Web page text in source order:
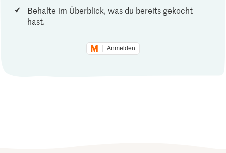
Behalte im Überblick, was du bereits gekocht
hast.
Anmelden